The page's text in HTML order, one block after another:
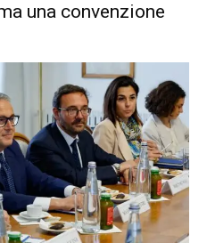
una convenzione